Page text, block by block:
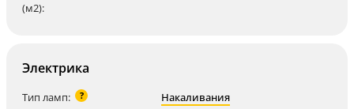
(м2):
Электрика
Тип ламп: ?
Накаливания